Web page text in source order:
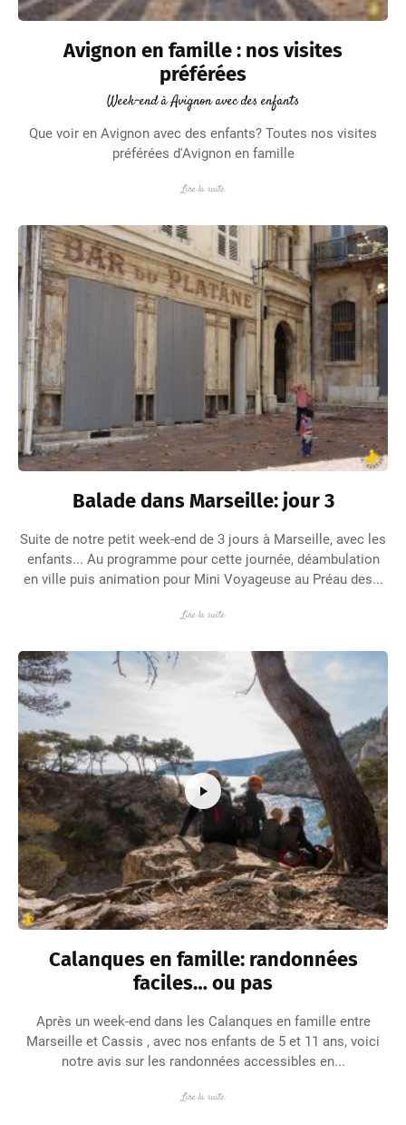
Avignon en famille : nos visites
préférées
Week-end à Avignon avec des enfants
Que voir en Avignon avec des enfants? Toutes nos visites
préférées d'Avignon en famille
Lire la suite
Balade dans Marseille: jour 3
Suite de notre petit week-end de 3 jours à Marseille, avec les
enfants... Au programme pour cette journée, déambulation
en ville puis animation pour Mini Voyageuse au Préau des...
Lire la suite
Calanques en famille: randonnées
faciles… ou pas
Après un week-end dans les Calanques en famille entre
Marseille et Cassis , avec nos enfants de 5 et 11 ans, voici
notre avis sur les randonnées accessibles en...
Lire la suite